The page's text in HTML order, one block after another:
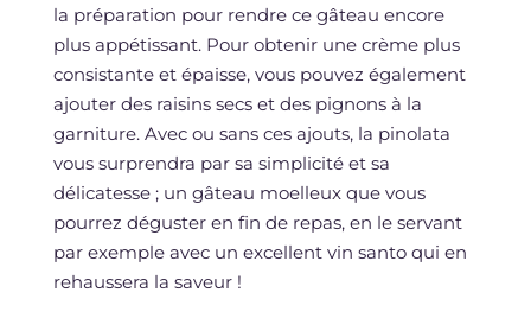
la préparation pour rendre ce gâteau encore
plus appétissant. Pour obtenir une crème plus
consistante et épaisse, vous pouvez également
ajouter des raisins secs et des pignons à la
garniture. Avec ou sans ces ajouts, la pinolata
vous surprendra par sa simplicité et sa
délicatesse ; un gâteau moelleux que vous
pourrez déguster en fin de repas, en le servant
par exemple avec un excellent vin santo qui en
rehaussera la saveur !